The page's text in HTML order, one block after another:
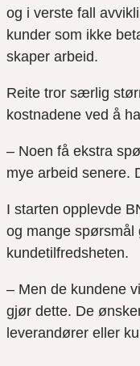
og i verste fall
kunder som ikke
skaper arbeid.
Reite tror særlig
kostnadene ved å
– Noen få ekstra
mye arbeid senere.
I starten opplevde
og mange spørsmål
kundetilfredsheten.
– Men de kundene
gjør dette. De
leverandører eller